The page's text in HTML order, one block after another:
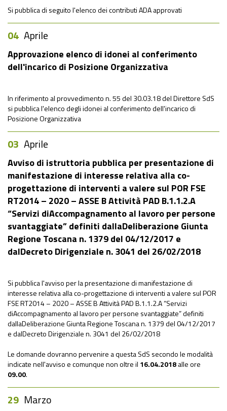
Si pubblica di seguito l'elenco dei contributi ADA approvati
04 Aprile
Approvazione elenco di idonei al conferimento
dell'incarico di Posizione Organizzativa
In riferimento al provvedimento n. 55 del 30.03.18 del Direttore SdS
si pubblica l'elenco degli idonei al conferimento dell'incarico di
Posizione Organizzativa
03 Aprile
Avviso di istruttoria pubblica per presentazione di
manifestazione di interesse relativa alla co-
progettazione di interventi a valere sul POR FSE
RT2014 – 2020 – ASSE B Attività PAD B.1.1.2.A
“Servizi diAccompagnamento al lavoro per persone
svantaggiate” definiti dallaDeliberazione Giunta
Regione Toscana n. 1379 del 04/12/2017 e
dalDecreto Dirigenziale n. 3041 del 26/02/2018
Si pubblica l'avviso per la presentazione di manifestazione di
interesse relativa alla co-progettazione di interventi a valere sul POR
FSE RT2014 – 2020 – ASSE B Attività PAD B.1.1.2.A “Servizi
diAccompagnamento al lavoro per persone svantaggiate” definiti
dallaDeliberazione Giunta Regione Toscana n. 1379 del 04/12/2017
e dalDecreto Dirigenziale n. 3041 del 26/02/2018
Le domande dovranno pervenire a questa SdS secondo le modalità
indicate nell'avviso e comunque non oltre il 16.04.2018alle ore
09.00.
29 Marzo